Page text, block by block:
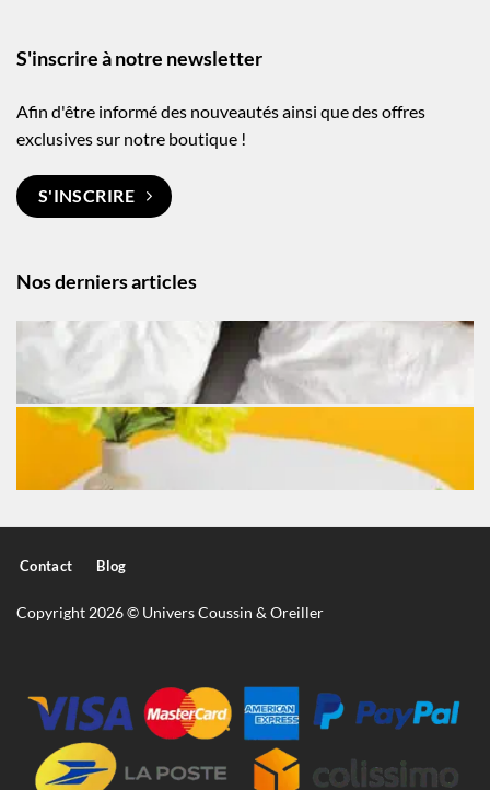
Nos derniers articles
S'inscrire à notre newsletter
Afin d'être informé des nouveautés ainsi que des offres
exclusives sur notre boutique !
S'INSCRIRE
Contact Blog
Copyright 2026 © Univers Coussin & Oreiller